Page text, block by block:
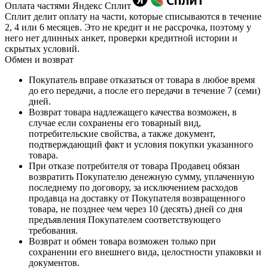
Оплата частями Яндекс Сплит
Сплит делит оплату на части, которые списываются в течение
2, 4 или 6 месяцев. Это не кредит и не рассрочка, поэтому у
него нет длинных анкет, проверки кредитной истории и
скрытых условий.
Обмен и возврат
Покупатель вправе отказаться от товара в любое время
до его передачи, а после его передачи в течение 7 (семи)
дней.
Возврат товара надлежащего качества возможен, в
случае если сохранены его товарный вид,
потребительские свойства, а также документ,
подтверждающий факт и условия покупки указанного
товара.
При отказе потребителя от товара Продавец обязан
возвратить Покупателю денежную сумму, уплаченную
последнему по договору, за исключением расходов
продавца на доставку от Покупателя возвращенного
товара, не позднее чем через 10 (десять) дней со дня
предъявления Покупателем соответствующего
требования.
Возврат и обмен товара возможен только при
сохранении его внешнего вида, целостности упаковки и
документов.